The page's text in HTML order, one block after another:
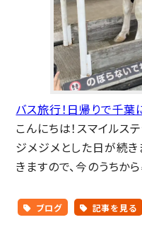
バス旅行！日帰りで千葉
こんにちは！スマイルス
ジメジメとした日が続き
きますので、今のうちか
ブログ 記事を見る